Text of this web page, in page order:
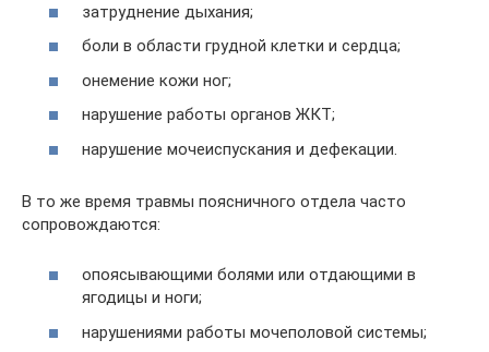
затруднение дыхания;
боли в области грудной клетки и сердца;
онемение кожи ног;
нарушение работы органов ЖКТ;
нарушение мочеиспускания и дефекации.
В то же время травмы поясничного отдела часто
сопровождаются:
опоясывающими болями или отдающими в
ягодицы и ноги;
нарушениями работы мочеполовой системы;